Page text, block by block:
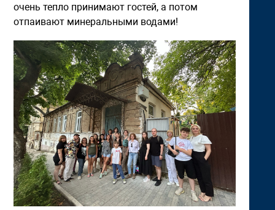
очень тепло принимают гостей, а потом
отпаивают минеральными водами!